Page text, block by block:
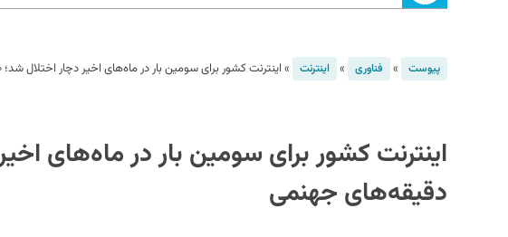
پیوست » فناوری » اینترنت » اینترنت کشور برای سومین بار در ماه‌های اخیر دچار اختلال شد؛ ۱۰ دقیقه‌های جهنمی
دقیقه‌های جهنمی